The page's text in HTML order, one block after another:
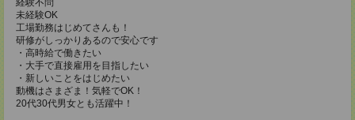
経験不問
未経験OK
工場勤務はじめてさんも！
研修がしっかりあるので安心です
・高時給で働きたい
・大手で直接雇用を目指したい
・新しいことをはじめたい
動機はさまざま！気軽でOK！
20代30代男女とも活躍中！